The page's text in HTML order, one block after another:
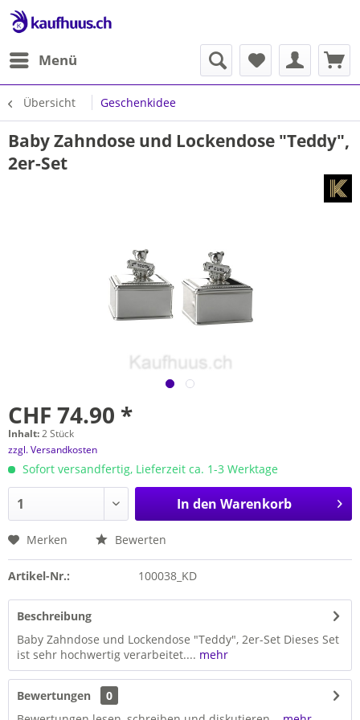
Menü
Übersicht Geschenkidee
Baby Zahndose und Lockendose "Teddy",
2er-Set
CHF 74.90 *
Inhalt:2 Stück
zzgl. Versandkosten
Sofort versandfertig, Lieferzeit ca. 1-3 Werktage
In den Warenkorb
Merken Bewerten
Artikel-Nr.: 100038_KD
Beschreibung
Baby Zahndose und Lockendose "Teddy", 2er-Set Dieses Set
ist sehr hochwertig verarbeitet.... mehr
Bewertungen
0